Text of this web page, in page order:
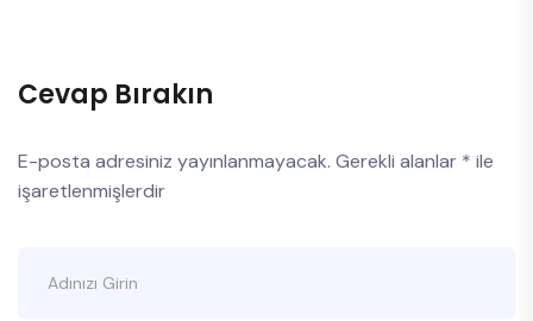
Cevap Bırakın
E-posta adresiniz yayınlanmayacak. Gerekli alanlar * ile
işaretlenmişlerdir